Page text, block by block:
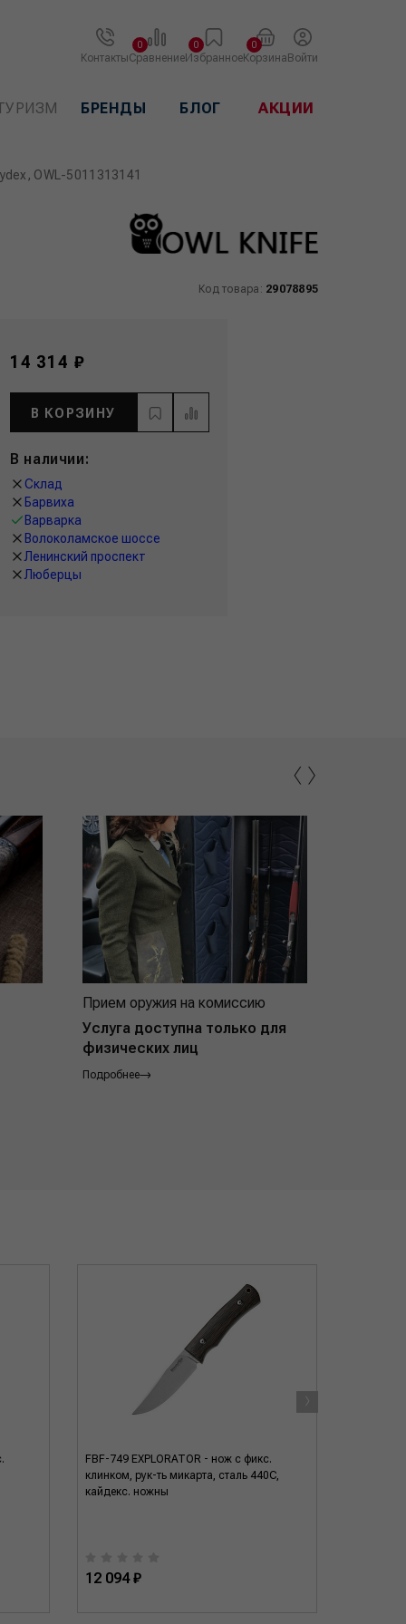
КонтактыСравнение
0
Избранное
0
Корзина
0
Войти
БРЕНДЫ БЛОГ АКЦИИ
OWL-5011313141
Код товара: 29078895
14 314 ₽
В КОРЗИНУ
В наличии:
Склад
Барвиха
Варварка
Волоколамское шоссе
Ленинский проспект
Люберцы
Прием оружия на комиссию
Услуга доступна только для
физических лиц
Подробнее
‹›
FBF-749 EXPLORATOR - нож с фикс.
клинком, рук-ть микарта, сталь 440C,
кайдекс. ножны
12 094 ₽
›